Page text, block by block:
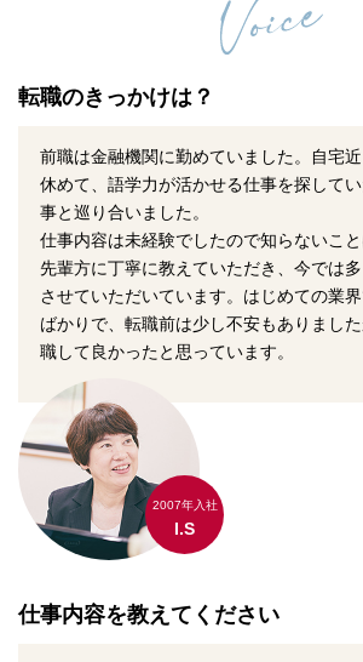
転職のきっかけは？
前職は金融機関に勤めていました。自宅
休めて、語学力が活かせる仕事を探して
事と巡り合いました。
仕事内容は未経験でしたので知らないこと
先輩方に丁寧に教えていただき、今では
させていただいています。はじめての業
ばかりで、転職前は少し不安もありまし
職して良かったと思っています。
2007年入社
I.S
仕事内容を教えてください